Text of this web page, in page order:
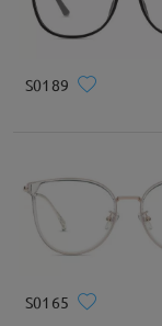
S0189
S0165